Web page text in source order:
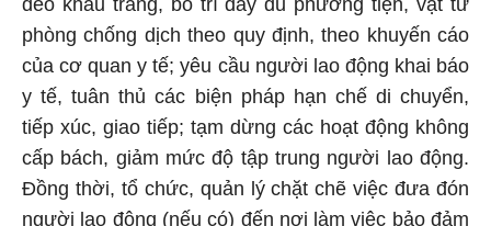
đeo khẩu trang, bố trí đầy đủ phương tiện, vật tư
phòng chống dịch theo quy định, theo khuyến cáo
của cơ quan y tế; yêu cầu người lao động khai báo
y tế, tuân thủ các biện pháp hạn chế di chuyển,
tiếp xúc, giao tiếp; tạm dừng các hoạt động không
cấp bách, giảm mức độ tập trung người lao động.
Đồng thời, tổ chức, quản lý chặt chẽ việc đưa đón
người lao động (nếu có) đến nơi làm việc bảo đảm